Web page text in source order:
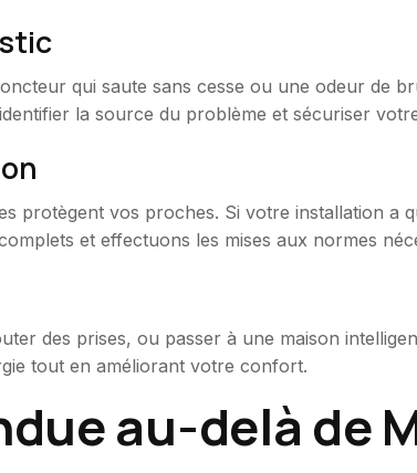
qui saute sans cesse ou une odeur de
la source du problème et sécuriser
protègent vos proches. Si votre installation a
et effectuons les mises aux normes
des prises, ou passer à une maison
tout en améliorant votre confort.
au-delà de